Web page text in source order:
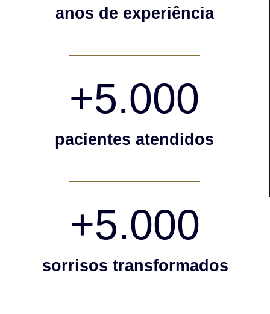
anos de experiência
pacientes atendidos
+5.000
sorrisos transformados
+5.000